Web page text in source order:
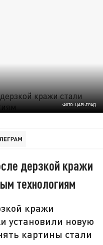
ФОТО: ЦАРЬГРАД
дерзкой кражи
технологиям
кражи
установили новую
картины стали